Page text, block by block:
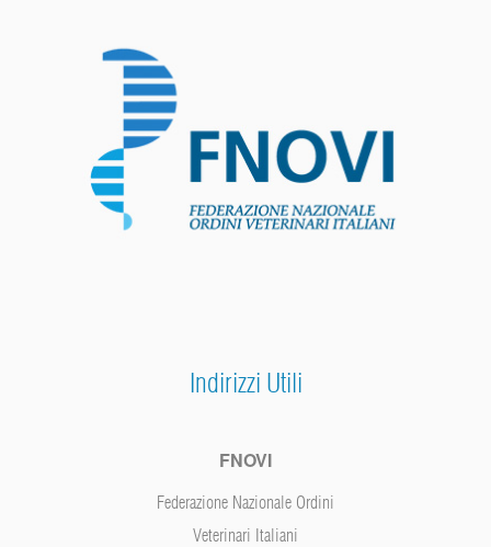
Indirizzi Utili
FNOVI
Federazione Nazionale Ordini
Veterinari Italiani